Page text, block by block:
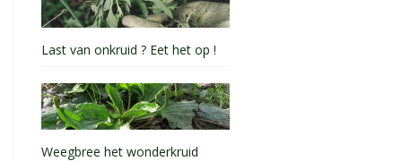
Last van onkruid ? Eet het op !
Weegbree het wonderkruid